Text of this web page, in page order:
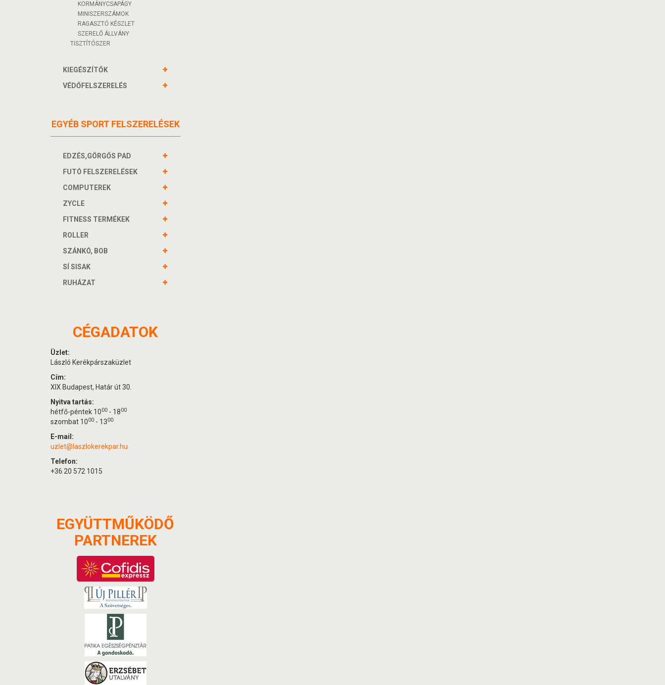
KORMÁNYCSAPÁGY
MINISZERSZÁMOK
RAGASZTÓ KÉSZLET
SZERELŐ ÁLLVÁNY
TISZTÍTÓSZER
KIEGÉSZÍTŐK
VÉDŐFELSZERELÉS
EGYÉB SPORT FELSZERELÉSEK
EDZÉS,GÖRGŐS PAD
FUTÓ FELSZERELÉSEK
COMPUTEREK
ZYCLE
FITNESS TERMÉKEK
ROLLER
SZÁNKÓ, BOB
SÍ SISAK
RUHÁZAT
CÉGADATOK
Üzlet:
László Kerékpárszaküzlet
Cím:
XIX Budapest, Határ út 30.
Nyitva tartás:
hétfő-péntek 1000 - 1800
szombat 1000 - 1300
E-mail:
uzlet@laszlokerekpar.hu
Telefon:
+36 20 572 1015
EGYÜTTMŰKÖDŐ
PARTNEREK